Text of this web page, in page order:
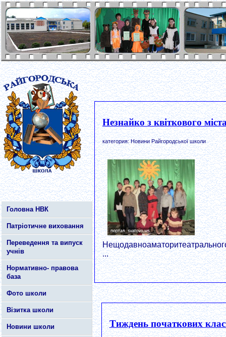
Головна НВК
Патріотичне виховання
Переведення та випуск
учнів
Нормативно- правова
база
Фото школи
Візитка школи
Новини школи
Незнайко з квіткового
категория: Новини Райгородської школи
...
Тиждень початкових